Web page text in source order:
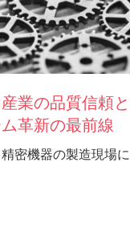
業の品質信頼と
革新の最前線
密機器の製造現場に